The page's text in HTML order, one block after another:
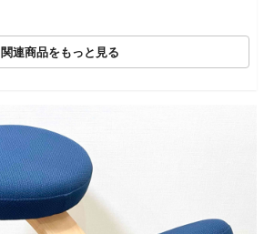
関連商品をもっと見る